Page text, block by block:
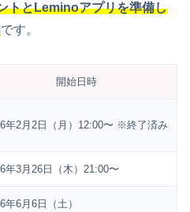
トとLeminoアプリを準備し
です。
開始日時
年2月2日（月）12:00〜 ※終了済み
年3月26日（木）21:00〜
年6月6日（土）